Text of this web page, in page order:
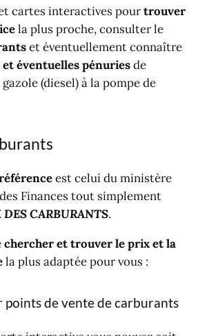
la plus proche, consulter le
et éventuellement connaître
éventuelles pénuriesde
(diesel) à la pompe de
Finances tout simplement
DES CARBURANTS.
la plus adaptée pour vous :